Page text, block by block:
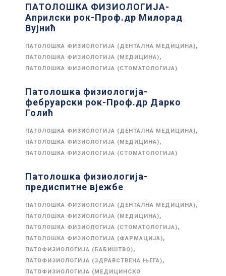
ПАТОЛОШКА ФИЗИОЛОГИЈА-
Априлски рок-Проф.др Милорад
Вујнић
ПАТОЛОШКА ФИЗИОЛОГИЈА (ДЕНТАЛНА МЕДИЦИНА),
ПАТОЛОШКА ФИЗИОЛОГИЈА (МЕДИЦИНА),
ПАТОЛОШКА ФИЗИОЛОГИЈА (СТОМАТОЛОГИЈА)
Патолошка физиологија-
фебруарски рок-Проф.др Дарко
Голић
ПАТОЛОШКА ФИЗИОЛОГИЈА (ДЕНТАЛНА МЕДИЦИНА),
ПАТОЛОШКА ФИЗИОЛОГИЈА (МЕДИЦИНА),
ПАТОЛОШКА ФИЗИОЛОГИЈА (СТОМАТОЛОГИЈА)
Патолошка физиологија-
предиспитне вјежбе
ПАТОЛОШКА ФИЗИОЛОГИЈА (ДЕНТАЛНА МЕДИЦИНА),
ПАТОЛОШКА ФИЗИОЛОГИЈА (МЕДИЦИНА),
ПАТОЛОШКА ФИЗИОЛОГИЈА (СТОМАТОЛОГИЈА),
ПАТОЛОШКА ФИЗИОЛОГИЈА (ФАРМАЦИЈА),
ПАТОФИЗИОЛОГИЈА (БАБИШТВО),
ПАТОФИЗИОЛОГИЈА (ЗДРАВСТВЕНА ЊЕГА),
ПАТОФИЗИОЛОГИЈА (МЕДИЦИНСКО